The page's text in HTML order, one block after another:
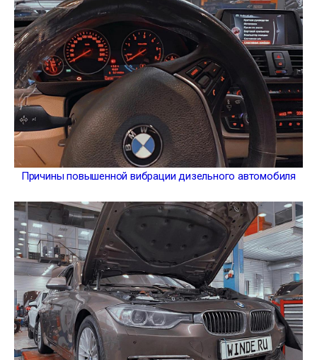
Причины повышенной вибрации дизельного автомобиля